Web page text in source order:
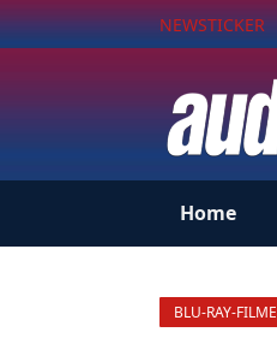
NEWSTICKER
Home
BLU-RAY-FILME